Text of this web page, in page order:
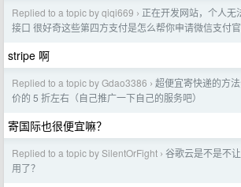
Replied to a topic by qiqi669 › 正在开发网站，个人无
接口 很好奇这些第四方支付是怎么帮你申请微信支付
stripe 啊
Replied to a topic by Gdao3386 › 超便宜寄快递的方
价的 5 折左右（自己推广一下自己的服务吧）
寄国际也很便宜嘛？
Replied to a topic by SilentOrFight › 谷歌云是不是不
用了？